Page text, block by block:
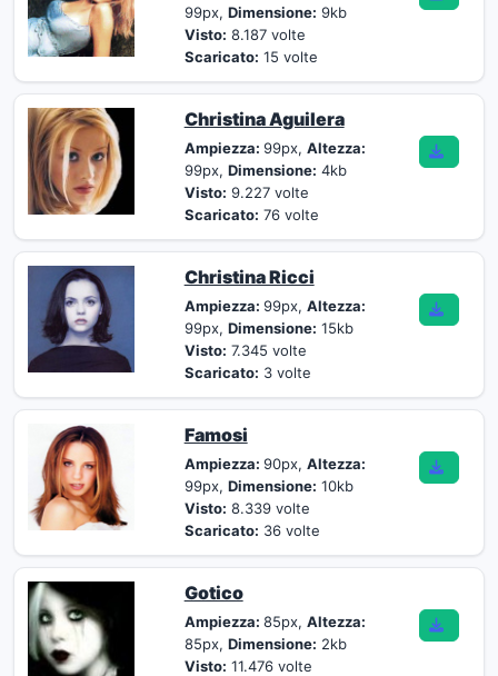
99px, Dimensione: 9kb
Visto: 8.187 volte
Scaricato: 15 volte
Christina Aguilera
Ampiezza: 99px, Altezza:
99px, Dimensione: 4kb
Visto: 9.227 volte
Scaricato: 76 volte
Christina Ricci
Ampiezza: 99px, Altezza:
99px, Dimensione: 15kb
Visto: 7.345 volte
Scaricato: 3 volte
Famosi
Ampiezza: 90px, Altezza:
99px, Dimensione: 10kb
Visto: 8.339 volte
Scaricato: 36 volte
Gotico
Ampiezza: 85px, Altezza:
85px, Dimensione: 2kb
Visto: 11.476 volte